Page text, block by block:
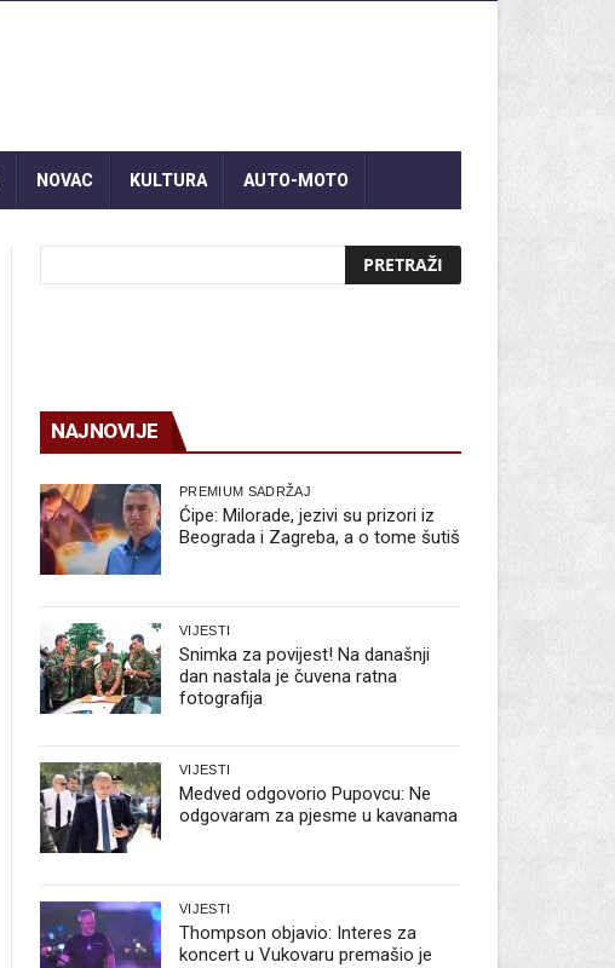
NOVAC KULTURA AUTO-MOTO
NAJNOVIJE
PREMIUM SADRŽAJ
Ćipe: Milorade, jezivi su prizori iz
Beograda i Zagreba, a o tome šutiš
VIJESTI
Snimka za povijest! Na današnji
dan nastala je čuvena ratna
fotografija
VIJESTI
Medved odgovorio Pupovcu: Ne
odgovaram za pjesme u kavanama
VIJESTI
Thompson objavio: Interes za
koncert u Vukovaru premašio je